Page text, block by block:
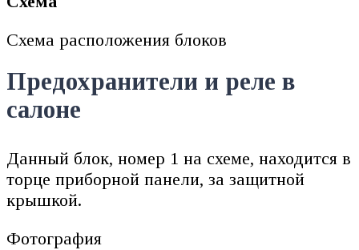
Схема расположения блоков
Предохранители и реле в
салоне
Данный блок, номер 1 на схеме, находится в
торце приборной панели, за защитной
крышкой.
Фотография